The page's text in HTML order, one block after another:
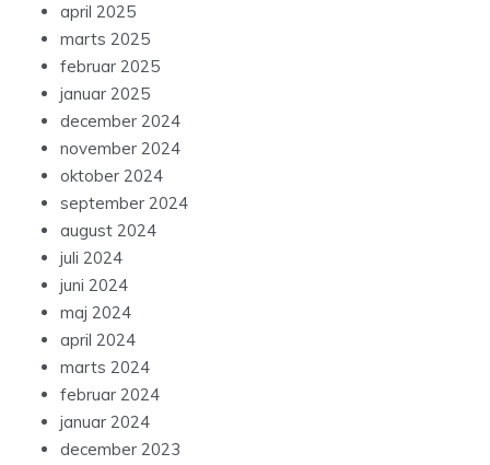
april 2025
marts 2025
februar 2025
januar 2025
december 2024
november 2024
oktober 2024
september 2024
august 2024
juli 2024
juni 2024
maj 2024
april 2024
marts 2024
februar 2024
januar 2024
december 2023